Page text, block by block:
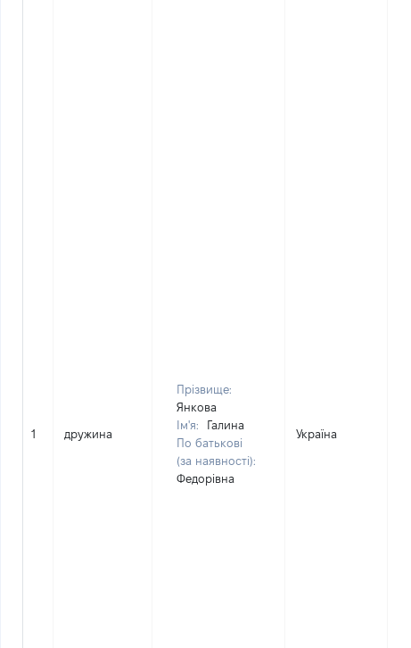
1 дружина
Прізвище:
Янкова
Ім'я:
Галина
По батькові
(за наявності):
Федорівна
Україна